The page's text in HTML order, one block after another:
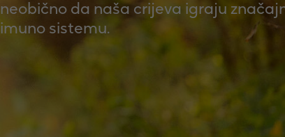
neobično da naša crijeva igraju
imuno sistemu.